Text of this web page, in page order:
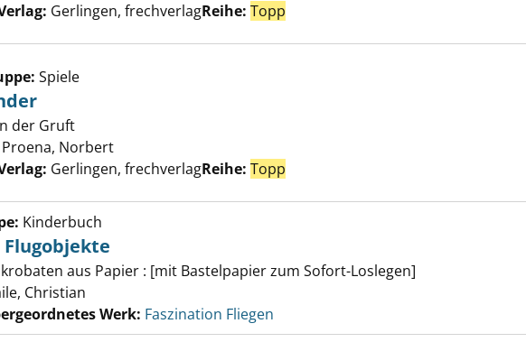
Gerlingen, frechverlagReihe: Topp
von Dawn under anzeigen
Spiele
der Gruft
Proena, Norbert
Gerlingen, frechverlagReihe: Topp
Kinderbuch
aus Papier : [mit Bastelpapier zum Sofort-Loslegen]
Christian
Werk: Faszination Fliegen